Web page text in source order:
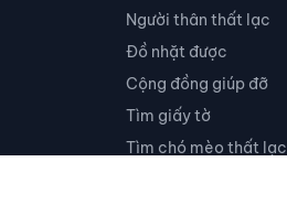
Người thân thất lạc
Đồ nhặt được
Cộng đồng giúp đỡ
Tìm giấy tờ
Tìm chó mèo thất lạc